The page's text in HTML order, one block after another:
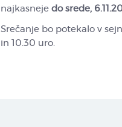
najkasneje do srede,
Srečanje bo potekalo v
in 10.30 uro.